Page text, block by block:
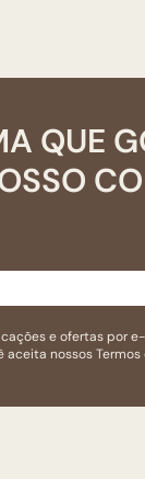
QUE
e ofertas por
aceita nossosTermos